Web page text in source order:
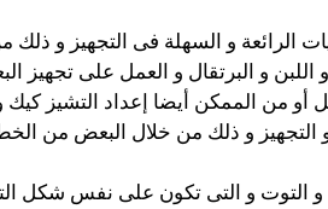
و السهلة فى التجهيز و ذلك
اللبن و البرتقال و العمل على تجهيز
أو من الممكن أيضا إعداد التشيز
و التجهيز و ذلك من خلال البعض من
و التوت و التى تكون على نفس شكل